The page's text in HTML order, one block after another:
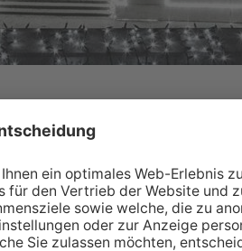
den wohl
Stadt. Neben allerlei
wie frisch gebackene
und Berge. Mit viel Charme
für Groß und Klein bereit.